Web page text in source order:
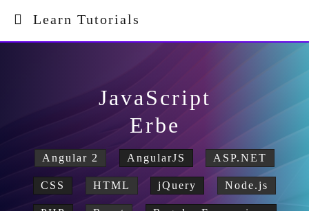
Learn Tutorials
JavaScript
Erbe
Angular 2 AngularJS ASP.NET
CSS HTML jQuery Node.js